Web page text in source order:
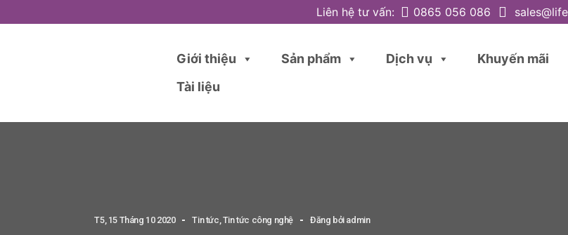
Liên hệ tư vấn: 0865 056 086
Giới thiệu Sản phẩm Dịch vụ Khuyến mãi
Tài liệu
T5, 15 Tháng 10 2020 Tin tức,Tin tức công nghệ Đăng bởiadmin